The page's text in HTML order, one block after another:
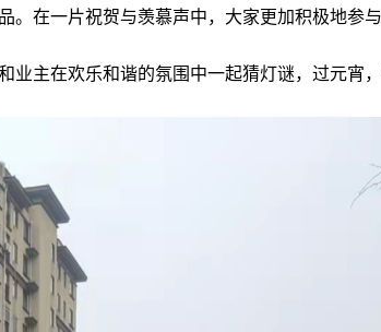
在一片祝贺与羡慕声中，大家更加积极地参
主在欢乐和谐的氛围中一起猜灯谜，过元宵